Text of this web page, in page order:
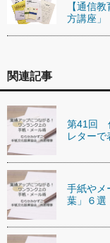
【通信
方講座」
関連記事
第41回
レターで
手紙やメ
葉」６選